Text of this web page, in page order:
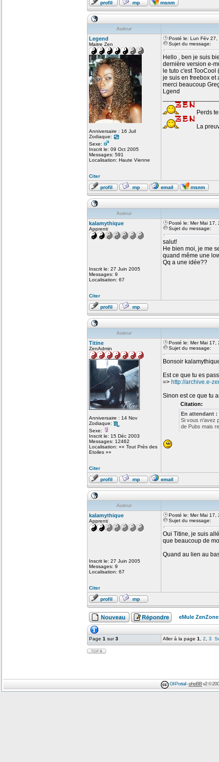
Auteur
Legend
Maitre Zen
Anniversaire : 16 Juil
Zodiaque:
Sexe:
Inscrit le: 09 Oct 2005
Messages: 591
Localisation: Haute Vienne
Citer
Posté le: Lun Fév
Sujet du message:
Hello , ben je suis
dernière version e-
le tuto c'est
je suis en freebox et
merci beaucoup
Lgend
Perds
La
Auteur
kalamythique
Apprenti
Inscrit le: 27 Juin 2005
Messages: 9
Localisation: 67
Citer
Posté le: Mer Mai 17,
Sujet du message:
salut!
He bien moi, je me
quand même une
Qq a une idée??
Auteur
Titine
ZenAdmin
Anniversaire : 14 Nov
Zodiaque:
Sexe:
Inscrit le: 15 Déc 2003
Messages: 12462
Localisation: «« Tout Près des
Etoiles »»
Citer
Posté le: Mer Mai 17,
Sujet du message:
Bonsoir
Est ce que tu es
=> http://archive.e-
Sinon est ce que tu
Citation:
En attendant :
Si vous n'avez
de Pubs mais
Auteur
kalamythique
Apprenti
Inscrit le: 27 Juin 2005
Messages: 9
Localisation: 67
Citer
Posté le: Mer Mai 17,
Sujet du message:
Oui Titine, je suis
que beaucoup de
Quand au lien au
eMule
Page 1 sur3 Aller à la page 1 2 3
Gf-Portail-phpBBv2 ©